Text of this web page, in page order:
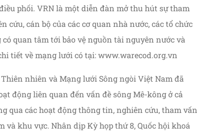
phối. VRN là một diễn đàn mở thu hút sự tham
cứu, cán bộ của các cơ quan nhà nước, các tổ chức
quan tâm tới bảo vệ nguồn tài nguyên nước và
tiết về mạng lưới có tại: www.warecod.org.vn
nhiên và Mạng lưới Sông ngòi Việt Nam đã
động liên quan đến vấn đề sông Mê-kông ở cả
qua các hoạt động thông tin, nghiên cứu, tham vấn
và khu vực. Nhân dịp Kỳ họp thứ 8, Quốc hội khoá